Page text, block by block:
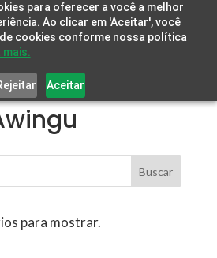
para oferecer a você a melhor
Ao clicar em 'Aceitar', você
cookies conforme nossa política
mais.
Aceitar
Buscar
para mostrar.